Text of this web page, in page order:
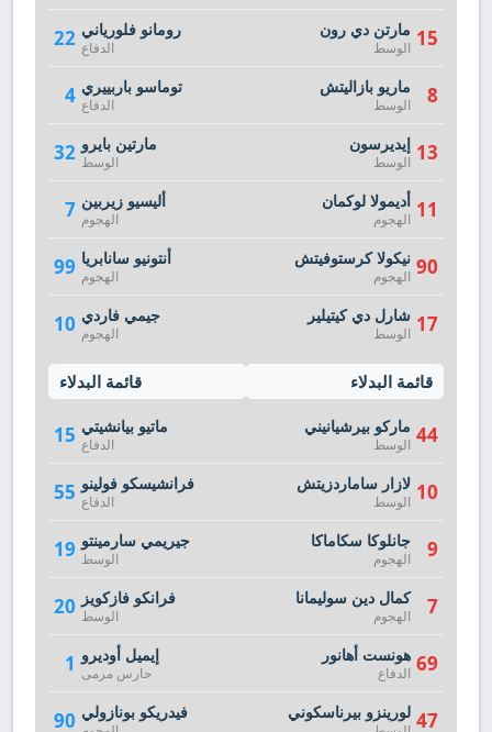
22 رومانو فلورياني
الدفاع
4 توماسو باربييري
الدفاع
32 مارتين بايرو
الوسط
7 أليسيو زيربين
الهجوم
99 أنتونيو سانابريا
الهجوم
10 جيمي فاردي
الهجوم
قائمة البدلاء
15 ماتيو بيانشيتي
الدفاع
55 فرانشيسكو فولينو
الدفاع
19 جيريمي سارمينتو
الوسط
20 فرانكو فازكويز
الوسط
1 إيميل أوديرو
حارس مرمى
90 فيدريكو بونازولي
15 مارتن دي رون
الوسط
8 ماريو بازاليتش
الوسط
13 إيديرسون
الوسط
11 أديمولا لوكمان
الهجوم
90 نيكولا كرستوفيتش
الهجوم
17 شارل دي كيتيلير
الوسط
قائمة البدلاء
44 ماركو بيرشيانيني
الوسط
10 لازار ساماردزيتش
الوسط
9 جانلوكا سكاماكا
الهجوم
7 كمال دين سوليمانا
الهجوم
69 هونست أهانور
الدفاع
47 لورينزو بيرناسكوني